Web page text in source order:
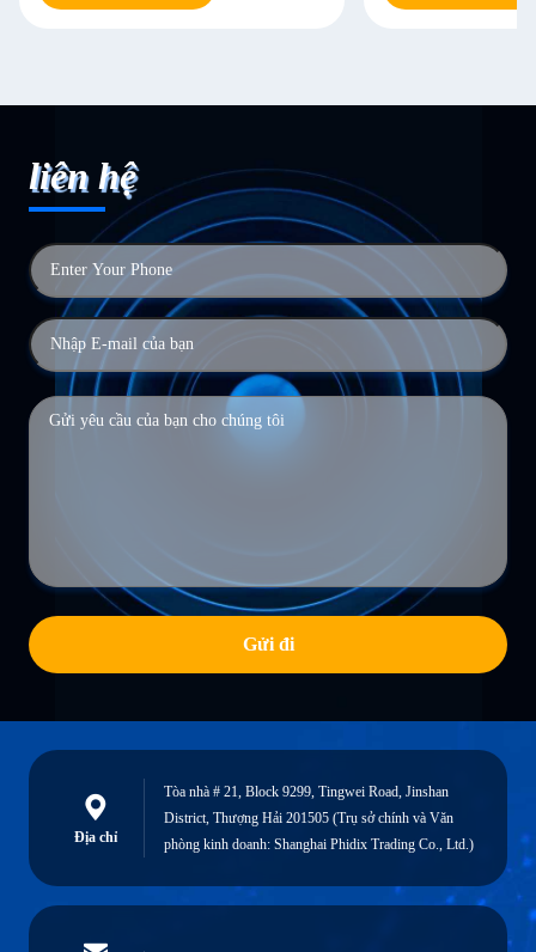
liên hệ
Gửi đi
Địa chỉ
Tòa nhà # 21, Block 9299, Tingwei Road, Jinshan
District, Thượng Hải 201505 (Trụ sở chính và Văn
phòng kinh doanh: Shanghai Phidix Trading Co., Ltd.)